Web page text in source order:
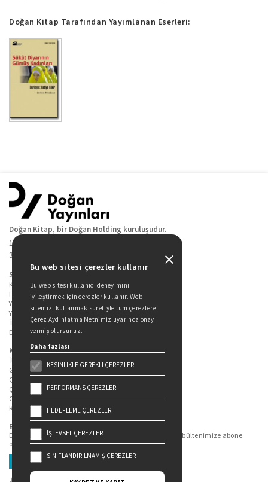
Doğan Kitap Tarafından Yayımlanan Eserleri:
Doğan Kitap, bir Doğan Holding kuruluşudur.
19 Mayıs Cad. Golden Plaza No:1 Kat:10
34360 / Şişli / İstanbul
Sitede Yer Alan Sayfalar
Kitaplarımız
Hakkımızda
Yazarlarımız
Yazar Adayları İçin
İletişim
Duygu Asena Roman Ödülü
Kişisel Verilerin Korunması
İlgili Kişi Başvuru Formu
Genel Aydınlatma Metni
Çekiliş Aydınlatma Metni
Çerez Aydınlatma Metni
Gizlilik Politikası
Kullanım Şartları
Bizi Takip Edin...
En güncel kitap ve etkinliklerden haberdar olmak için bültenimize abone
olun.
Üye Ol
Bu web sitesi çerezler kullanır
Bu web sitesi kullanıcı deneyimini
iyileştirmek için çerezler kullanır. Web
sitemizi kullanmak suretiyle tüm çerezlere
Çerez Aydınlatma Metnimiz uyarınca onay
vermiş olursunuz.
Daha fazlası
KESINLIKLE GEREKLI ÇEREZLER
PERFORMANS ÇEREZLERI
HEDEFLEME ÇEREZLERI
İŞLEVSEL ÇEREZLER
SINIFLANDIRILMAMIŞ ÇEREZLER